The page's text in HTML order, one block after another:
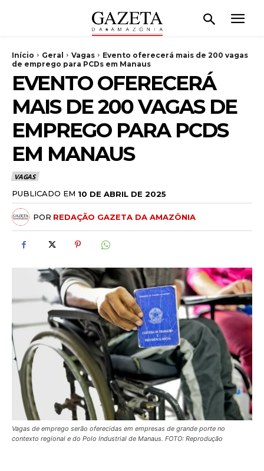
Início Geral Vagas
Evento oferecerá mais de 200 vagas
de emprego para PCDs em Manaus
EVENTO OFERECERÁ
MAIS DE 200 VAGAS DE
EMPREGO PARA PCDS
EM MANAUS
VAGAS
PUBLICADO EM 10 DE ABRIL DE 2025
POR REDAÇÃO GAZETA DA AMAZÔNIA
Vagas de emprego serão oferecidas em empresas de grande porte no
contexto regional e do Polo Industrial de Manaus. FOTO: Reprodução